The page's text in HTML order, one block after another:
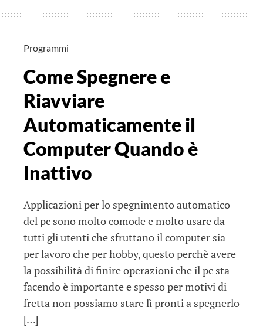
Programmi
Come Spegnere e
Riavviare
Automaticamente il
Computer Quando è
Inattivo
Applicazioni per lo spegnimento automatico
del pc sono molto comode e molto usare da
tutti gli utenti che sfruttano il computer sia
per lavoro che per hobby, questo perchè avere
la possibilità di finire operazioni che il pc sta
facendo è importante e spesso per motivi di
fretta non possiamo stare lì pronti a spegnerlo
[…]